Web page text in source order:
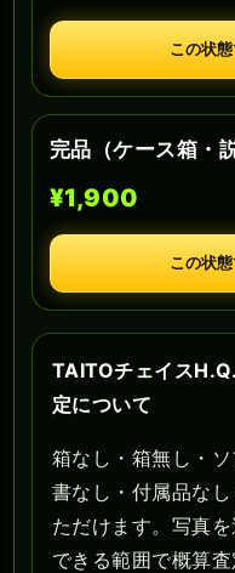
この状
完品（ケース箱・
¥1,900
この状
TAITOチェイス
定について
箱なし・箱無し・
書なし・付属品な
ただけます。写真
できる範囲で概算査